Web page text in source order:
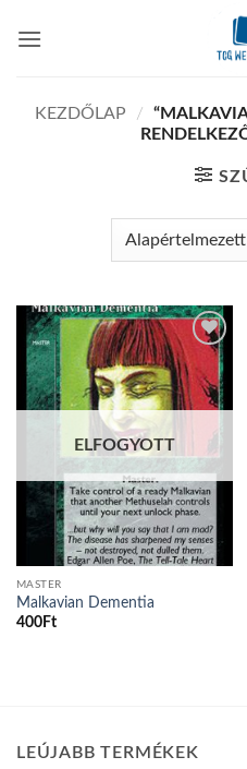
KEZDŐLAP /
Add to
wishlist
ELFOGYOTT
MASTER
Malkavian Dementia
400Ft
LEÚJABB TERMÉKEK